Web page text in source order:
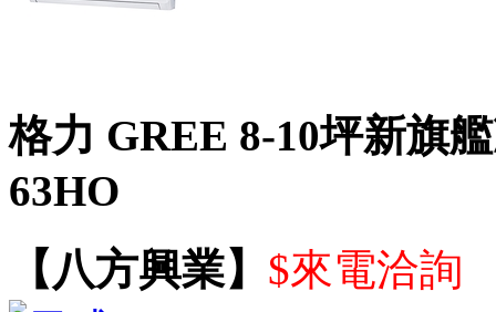
格力 GREE 8-10坪新旗
63HO
【八方興業】 $來電洽詢